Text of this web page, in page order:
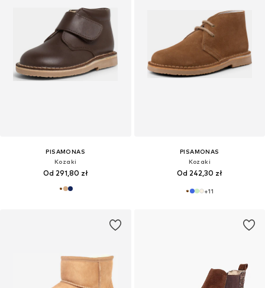
PISAMONAS
Kozaki
Od 291,80 zł
PISAMONAS
Kozaki
Od 242,30 zł
+11